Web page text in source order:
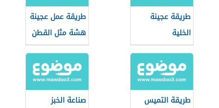
طريقة عجينة
الخلية
طريقة عمل عجينة
هشة مثل القطن
طريقة التميس
صناعة الخبز